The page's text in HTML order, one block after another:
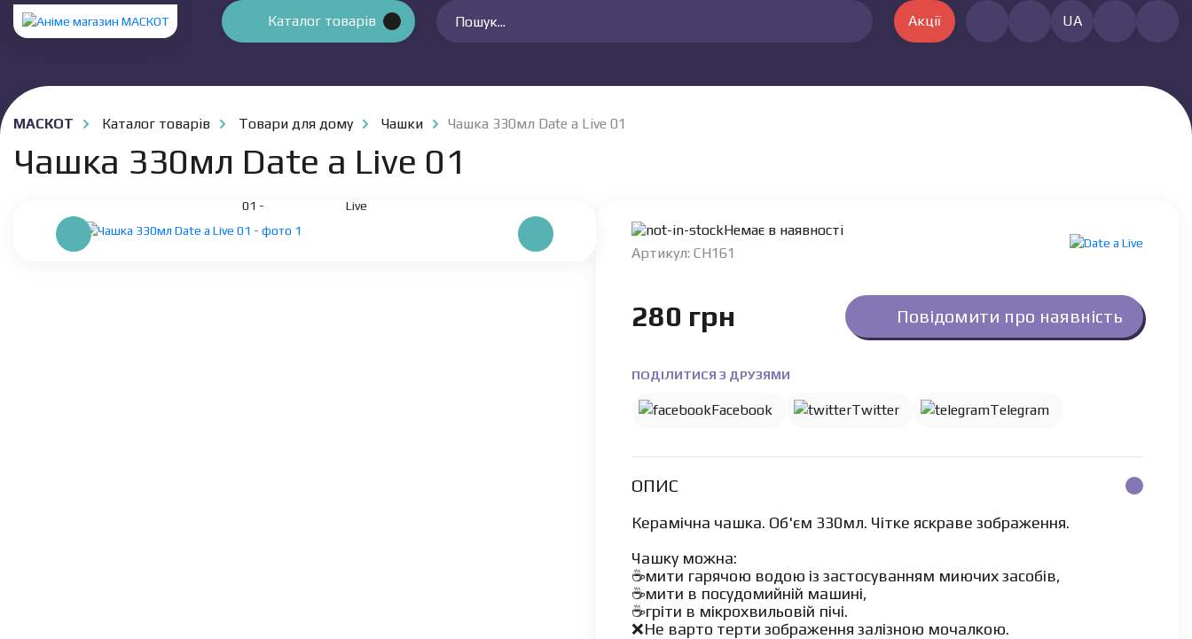
Каталог товарів Акції UA
МАСКОТ Каталог товарів Товари для дому Чашки Чашка 330мл Date a Live 01
Чашка 330мл Date a Live 01
Немає в наявності
Артикул: CH161
280 грн Повідомити про наявність
ПОДІЛИТИСЯ З ДРУЗЯМИ
Facebook Twitter Telegram
ОПИС
Керамічна чашка. Об'єм 330мл. Чітке яскраве зображення.
Чашку можна:
☕️мити гарячою водою із застосуванням миючих засобів,
☕️мити в посудомийній машині,
☕️гріти в мікрохвильовій пічі.
❌Не варто терти зображення залізною мочалкою.